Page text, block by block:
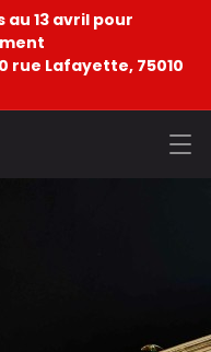
13 avril pour
rue Lafayette, 75010